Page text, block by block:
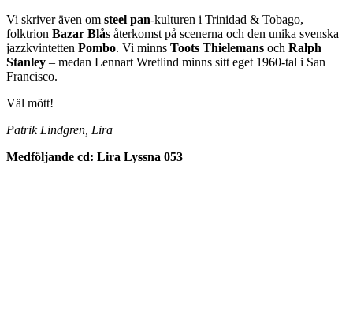
Vi skriver även om steel pan-kulturen i Trinidad & Tobago,
folktrion Bazar Blås återkomst på scenerna och den unika svenska
jazzkvintetten Pombo. Vi minns Toots Thielemans och Ralph
Stanley – medan Lennart Wretlind minns sitt eget 1960-tal i San
Francisco.
Väl mött!
Patrik Lindgren, Lira
Medföljande cd: Lira Lyssna 053